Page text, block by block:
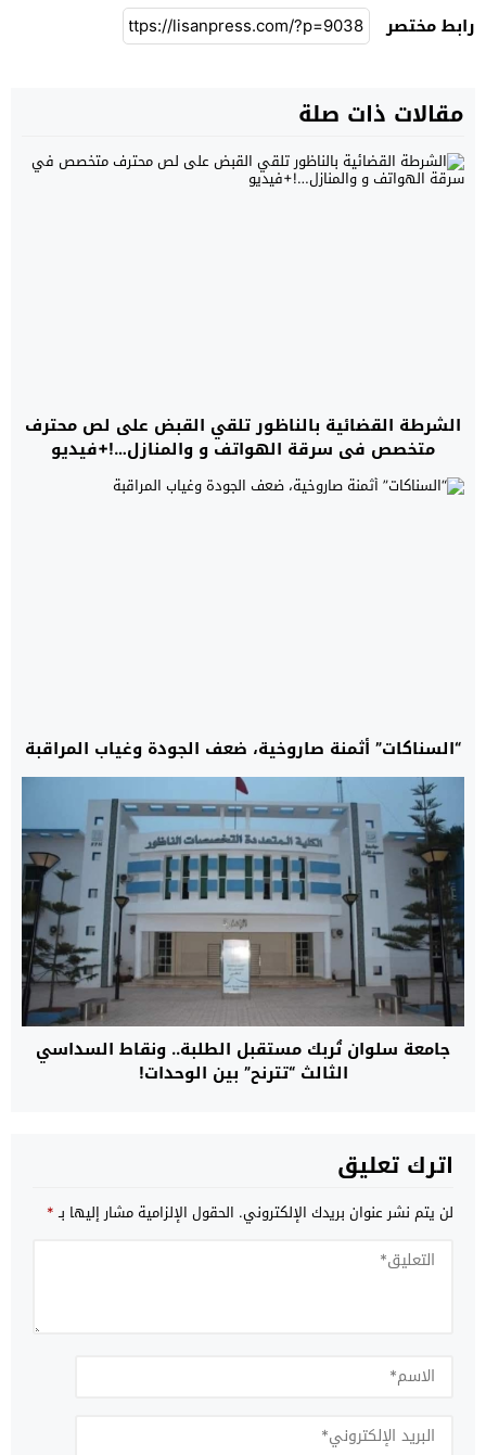
رابط مختصر
مقالات ذات صلة
الشرطة القضائية بالناظور تلقي القبض على لص محترف
متخصص في سرقة الهواتف و والمنازل…!+فيديو
“السناكات” أثمنة صاروخية، ضعف الجودة وغياب المراقبة
جامعة سلوان تُربك مستقبل الطلبة.. ونقاط السداسي
الثالث “تترنح” بين الوحدات!
اترك تعليق
لن يتم نشر عنوان بريدك الإلكتروني. الحقول الإلزامية مشار إليها بـ*